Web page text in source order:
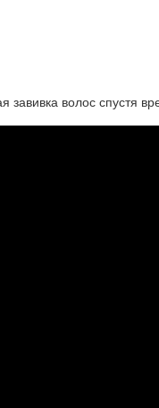
завивка волос спустя